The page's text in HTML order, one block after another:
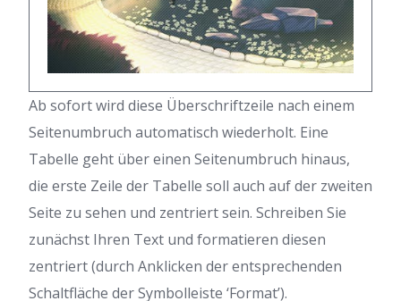
Ab sofort wird diese Überschriftzeile nach einem
Seitenumbruch automatisch wiederholt. Eine
Tabelle geht über einen Seitenumbruch hinaus,
die erste Zeile der Tabelle soll auch auf der zweiten
Seite zu sehen und zentriert sein. Schreiben Sie
zunächst Ihren Text und formatieren diesen
zentriert (durch Anklicken der entsprechenden
Schaltfläche der Symbolleiste ‘Format’).